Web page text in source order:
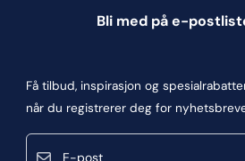
Informasjonskapsler
Kontakt oss
Kjøpsbetingelser
Bli med på e-
Få tilbud, inspirasjon og
når du registrerer deg for